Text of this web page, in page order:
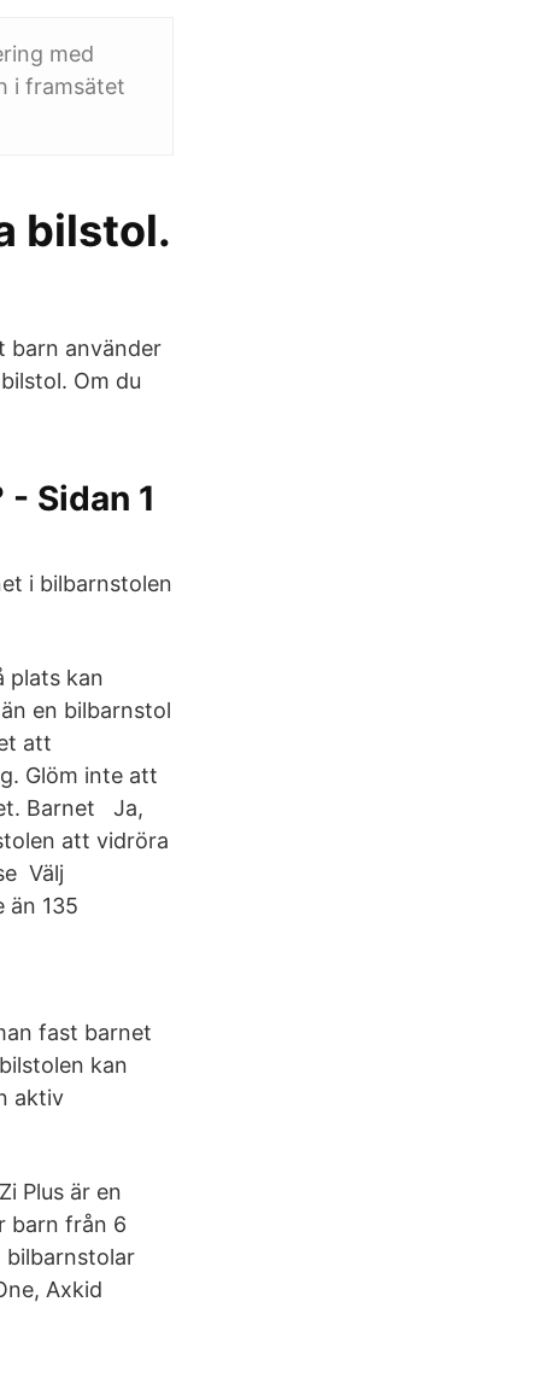
med
i framsätet
bilstol.
barn använder
Om du
Sidan 1
i bilbarnstolen
plats kan
en bilbarnstol
att
Glöm inte att
Barnet Ja,
att vidröra
Välj
än 135
fast barnet
kan
aktiv
Plus är en
barn från 6
bilbarnstolar
Axkid